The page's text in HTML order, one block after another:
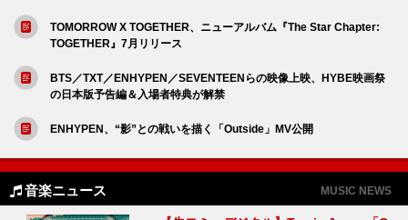
TOMORROW X TOGETHER、ニューアルバム『The Star Chapter:
TOGETHER』7月リリース
BTS／TXT／ENHYPEN／SEVENTEENらの映像上映、HYBE映画祭
の日本版予告編＆入場者特典が解禁
ENHYPEN、“影”との戦いを描く「Outside」MV公開
音楽ニュース MUSIC NEWS